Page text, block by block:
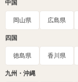
中国
岡山県 広島県
四国
徳島県 香川県
九州・沖縄